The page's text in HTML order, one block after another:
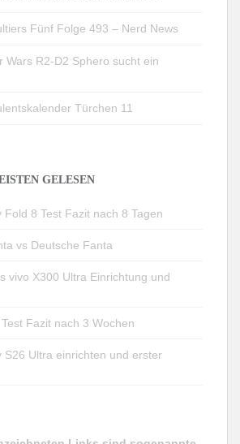
Fünf Folge 493 – Nerd News
Wars R2-D2 Sphero sucht ein
Türchen 11
GELESEN
Fold 8 Test Fazit nach 8 Tagen
vs Deutsche Fanta
vivo X300 Ultra Einrichtung und
Fazit nach 3 Wochen
S26 Ultra einrichten und erster